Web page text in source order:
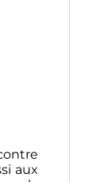
aux